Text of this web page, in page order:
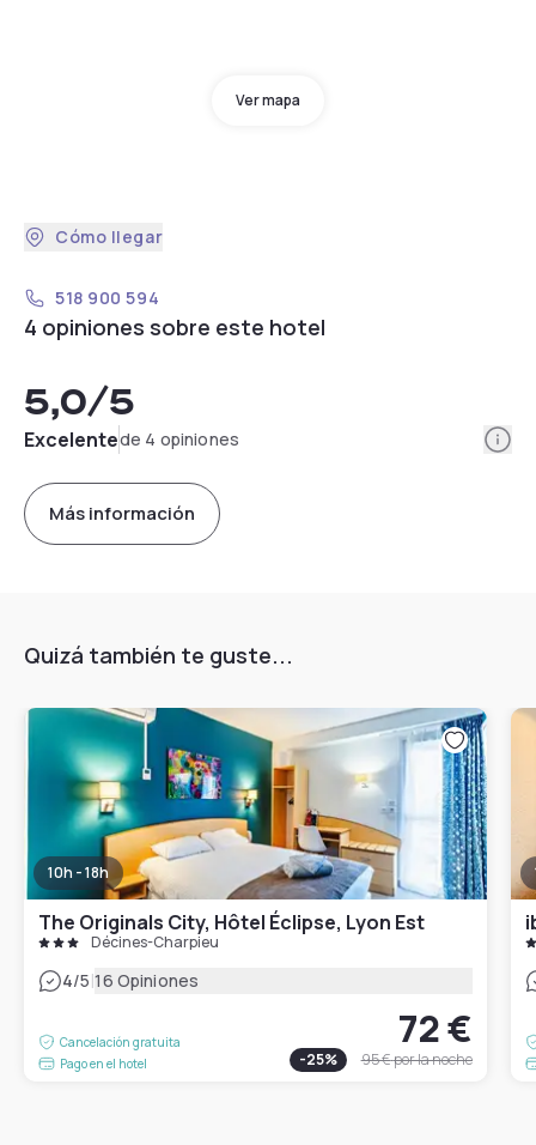
Ver mapa
Cómo llegar
518 900 594
4 opiniones sobre este hotel
5,0/5
Excelentede 4 opiniones
Más información
Quizá también te guste...
10h - 18h
The Originals City, Hôtel Éclipse, Lyon Est
Décines-Charpieu
4/5|16 Opiniones
Cancelación gratuita
Pago en el hotel
72 €
-25% 95 €por la noche